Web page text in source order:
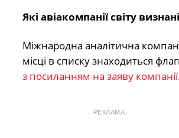
Які авіакомпанії світу
Міжнародна аналітична
місці в списку знаходиться
з посиланням на заяву
РЕКЛАМА